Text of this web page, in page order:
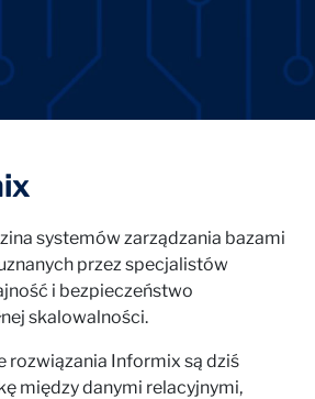
systemów zarządzania bazami
przez specjalistów
i bezpieczeństwo
skalowalności.
rozwiązania Informix są dziś
między danymi relacyjnymi,